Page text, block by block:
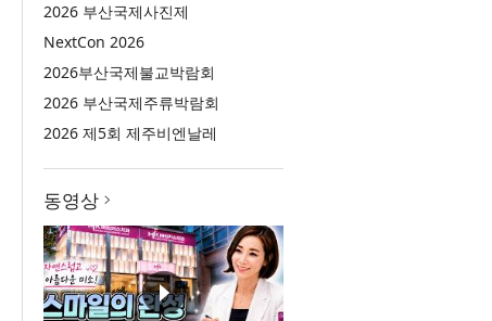
2026 부산국제사진제
NextCon 2026
2026부산국제불교박람회
2026 부산국제주류박람회
2026 제5회 제주비엔날레
동영상